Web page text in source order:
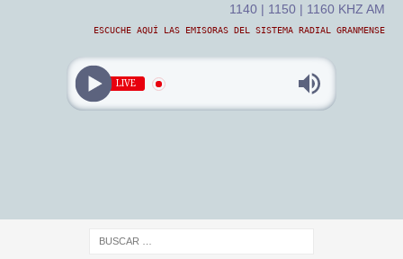
1140 | 1150 | 1160 KHZ AM
ESCUCHE AQUÍ LAS EMISORAS DEL SISTEMA RADIAL GRANMENSE
LIVE